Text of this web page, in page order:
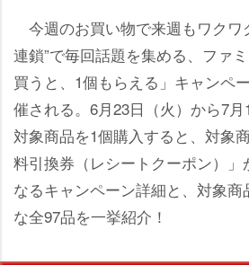
今週のお買い物で来週もワクワ
連鎖”で毎回話題を集める、ファ
買うと、1個もらえる」キャンペ
催される。6月23日（火）から7
対象商品を1個購入すると、対象
料引換券（レシートクーポン）」
なるキャンペーン詳細と、対象商
な全97品を一挙紹介！